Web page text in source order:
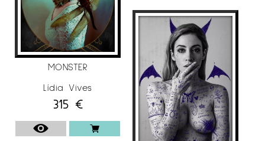
PREMIS (SELECCIÓ)
2024
1st Place, Team Spain, World Photographic Cup,
Dallas, USA
Gold Medal
, Self portrait, MOTIVA
Photo.Art.Circuit, Austria
MONSTER
Lídia Vives
315 €